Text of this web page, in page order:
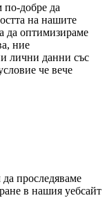
по-добре да
на нашите
да оптимизираме
ние
лични данни със
че вече
проследяваме
в нашия уебсайт